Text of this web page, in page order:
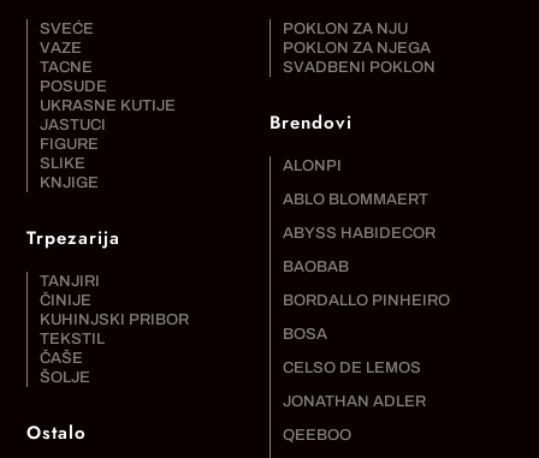
SVEĆE
VAZE
TACNE
POSUDE
UKRASNE KUTIJE
JASTUCI
FIGURE
SLIKE
KNJIGE
Trpezarija
TANJIRI
ČINIJE
KUHINJSKI PRIBOR
TEKSTIL
ČAŠE
ŠOLJE
Ostalo
POKLON ZA NJU
POKLON ZA NJEGA
SVADBENI POKLON
Brendovi
ALONPI
ABLO BLOMMAERT
ABYSS HABIDECOR
BAOBAB
BORDALLO PINHEIRO
BOSA
CELSO DE LEMOS
JONATHAN ADLER
QEEBOO